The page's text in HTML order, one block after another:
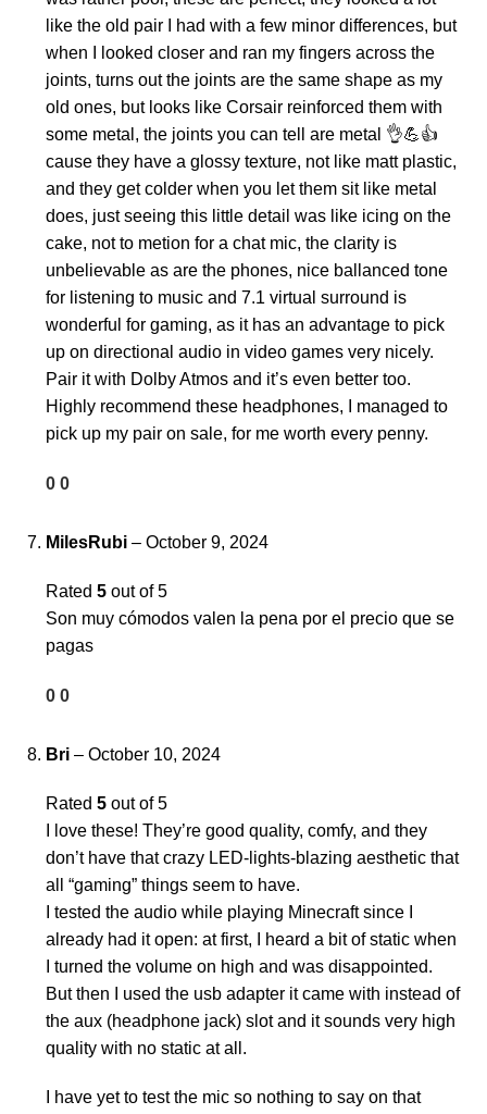
like the old pair I had with a few minor differences, but
when I looked closer and ran my fingers across the
joints, turns out the joints are the same shape as my
old ones, but looks like Corsair reinforced them with
some metal, the joints you can tell are metal 👌💪👍
cause they have a glossy texture, not like matt plastic,
and they get colder when you let them sit like metal
does, just seeing this little detail was like icing on the
cake, not to metion for a chat mic, the clarity is
unbelievable as are the phones, nice ballanced tone
for listening to music and 7.1 virtual surround is
wonderful for gaming, as it has an advantage to pick
up on directional audio in video games very nicely.
Pair it with Dolby Atmos and it’s even better too.
Highly recommend these headphones, I managed to
pick up my pair on sale, for me worth every penny.
0 0
MilesRubi – October 9, 2024
Rated 5 out of 5
Son muy cómodos valen la pena por el precio que se
pagas
0 0
Bri – October 10, 2024
Rated 5 out of 5
I love these! They’re good quality, comfy, and they
don’t have that crazy LED-lights-blazing aesthetic that
all “gaming” things seem to have.
I tested the audio while playing Minecraft since I
already had it open: at first, I heard a bit of static when
I turned the volume on high and was disappointed.
But then I used the usb adapter it came with instead of
the aux (headphone jack) slot and it sounds very high
quality with no static at all.
I have yet to test the mic so nothing to say on that